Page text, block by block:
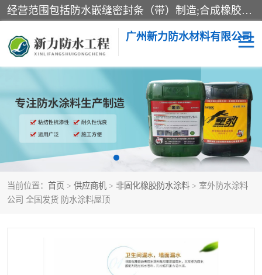
经营范围包括防水嵌缝密封条（带）制造;合成橡胶制造（监控化学品、危险化学品除外）;沥青混合物制造;防水胶粘带制造;其他合成材料制造（监控化学品、危险化学品除外）;涂料制造（监控化学品、危险化学品除外）;建筑结构防水补漏;防水建筑材料制造;粘合剂制造（监控化学品、危险化学品除外）;涂料零售;广州新力防水材料有限公司具有1处分支机构。
广州新力防水材料有限公司
当前位置： 首页 > 供应商机 > 非固化橡胶防水涂料 > 室外防水涂料
公司 全国发货 防水涂料屋顶
黑豹防水胶 建筑108胶水
乳化沥青防水涂料 自粘卷材
非固化橡胶防水涂料